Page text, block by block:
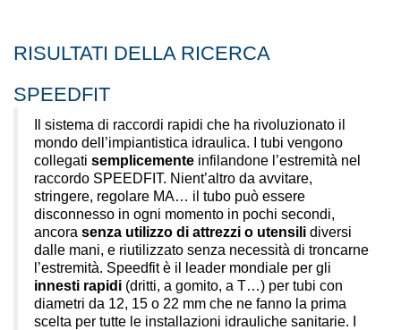
RISULTATI DELLA RICERCA
SPEEDFIT
Il sistema di raccordi rapidi che ha rivoluzionato il
mondo dell’impiantistica idraulica. I tubi vengono
collegati semplicemente infilandone l’estremità nel
raccordo SPEEDFIT. Nient’altro da avvitare,
stringere, regolare MA… il tubo può essere
disconnesso in ogni momento in pochi secondi,
ancora senza utilizzo di attrezzi o utensili diversi
dalle mani, e riutilizzato senza necessità di troncarne
l’estremità. Speedfit è il leader mondiale per gli
innesti rapidi (dritti, a gomito, a T…) per tubi con
diametri da 12, 15 o 22 mm che ne fanno la prima
scelta per tutte le installazioni idrauliche sanitarie. I